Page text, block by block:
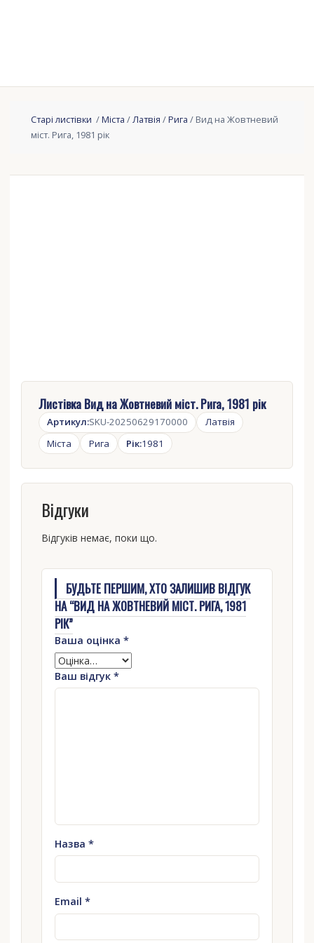
Старі листівки /Міста /Латвія /Рига / Вид на Жовтневий
міст. Рига, 1981 рік
Листівка Вид на Жовтневий міст. Рига, 1981 рік
Артикул:SKU-20250629170000
Латвія
Міста
Рига Рік:1981
Відгуки
Відгуків немає, поки що.
БУДЬТЕ ПЕРШИМ, ХТО ЗАЛИШИВ ВІДГУК
НА “ВИД НА ЖОВТНЕВИЙ МІСТ. РИГА, 1981
РІК”
Ваша оцінка *
Ваш відгук *
Назва *
Email *